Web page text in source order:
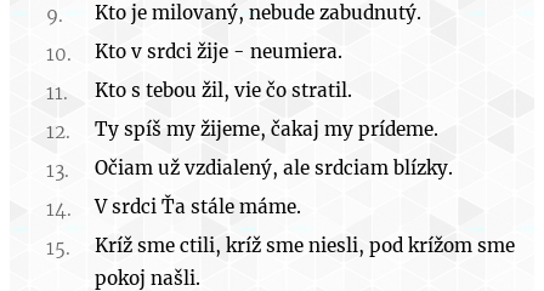
Kto je milovaný, nebude zabudnutý.
Kto v srdci žije - neumiera.
Kto s tebou žil, vie čo stratil.
Ty spíš my žijeme, čakaj my prídeme.
Očiam už vzdialený, ale srdciam blízky.
V srdci Ťa stále máme.
Kríž sme ctili, kríž sme niesli, pod krížom sme
pokoj našli.